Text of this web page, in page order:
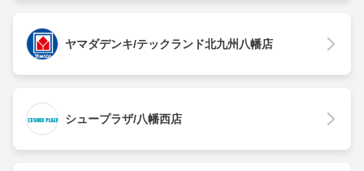
ヤマダデンキ/テックランド北九州八幡店
シュープラザ/八幡西店